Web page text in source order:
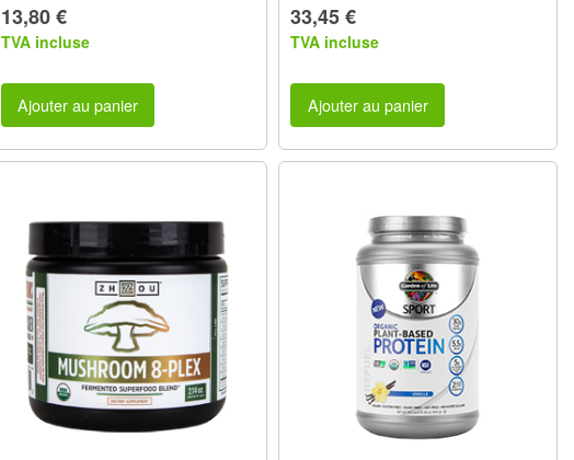
13,80 €
TVA incluse
Ajouter au panier
33,45 €
TVA incluse
Ajouter au panier